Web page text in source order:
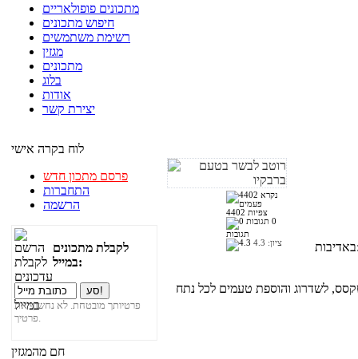
מתכונים פופולאריים
חיפוש מתכונים
רשימת משתמשים
מגזין
מתכונים
בלוג
אודות
יצירת קשר
לוח בקרה אישי
פרסם מתכון חדש
התחברות
הרשמה
לקבלת מתכונים
במייל:
פרטיותך מובטחת. לא נחשוף את
פרטיך.
חם מהמגזין
4402 צפיות
0
תגובות
ציון: 4.3
לשדרוג והוספת טעמים לכל נתח